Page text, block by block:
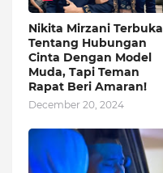
Nikita Mirzani Terbuka
Tentang Hubungan
Cinta Dengan Model
Muda, Tapi Teman
Rapat Beri Amaran!
December 20, 2024